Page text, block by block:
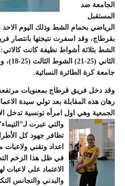
الجامعة ضد
المستقبل
بقرطاج، وقد اسفرت نتيجتها
الثاني
جامعة كرة الطائرة النسائية.
وقد دخل فريق قرطاج بمعنويات
رهان هذه المقابلة بعد تولي سيدة
الجمعية وهي اول امرأه تونسية تدخل
والتي عبرت
تظافر جهود كل
اعداد وتقني
في ظل هذا الزخم
الاعتماد على لاعبات
والبدني والتجانس